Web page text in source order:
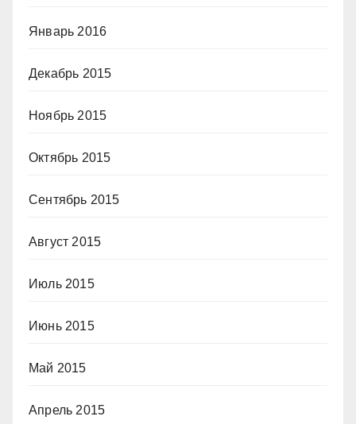
Январь 2016
Декабрь 2015
Ноябрь 2015
Октябрь 2015
Сентябрь 2015
Август 2015
Июль 2015
Июнь 2015
Май 2015
Апрель 2015